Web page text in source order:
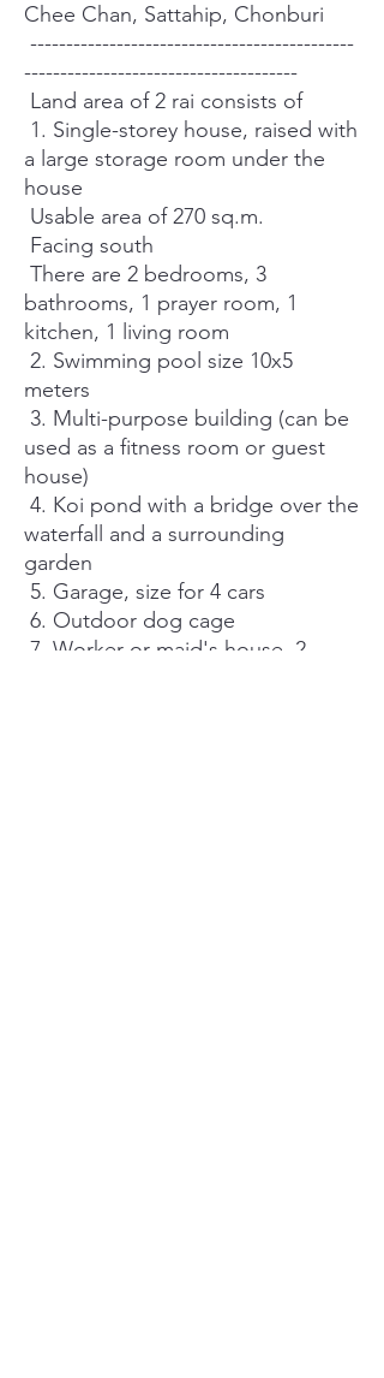
Chee Chan, Sattahip, Chonburi
---------------------------------------------
--------------------------------------
Land area of ​​2 rai consists of
1. Single-storey house, raised with
a large storage room under the
house
Usable area of ​​270 sq.m.
Facing south
There are 2 bedrooms, 3
bathrooms, 1 prayer room, 1
kitchen, 1 living room
2. Swimming pool size 10x5
meters
3. Multi-purpose building (can be
used as a fitness room or guest
house)
4. Koi pond with a bridge over the
waterfall and a surrounding
garden
5. Garage, size for 4 cars
6. Outdoor dog cage
7. Worker or maid's house, 2